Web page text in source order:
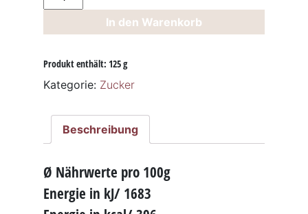
Braun
In den Warenkorb
Produkt enthält: 125g
Kategorie: Zucker
Beschreibung
Ø Nährwerte pro 100g
Energie in kJ/ 1683